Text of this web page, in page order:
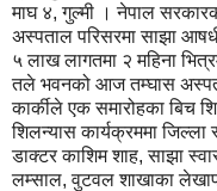
माघ ४, गुल्मी । नेपाल
अस्पताल परिसरमा साझा
५ लाख लागतमा २ महिना
तले भवनको आज तम्घास
कार्कीले एक समारोहका बिच
शिलन्यास कार्यक्रममा
डाक्टर काशिम शाह, साझा
लम्साल, वुटवल शाखाका